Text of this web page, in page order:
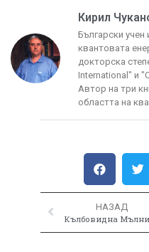
Кирил
Български
квантовата
докторска
International" и
Автор на три
областта на
НАЗАД